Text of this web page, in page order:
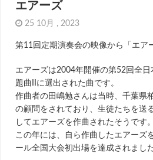
エアーズ
25 10月 , 2023
第11回定期演奏会の映像から「エア
エアーズは2004年開催の第52回全
題曲IIに選出された曲です。
作曲者の田嶋勉さんは当時、千葉県
の顧問をされており、生徒たちを送
してエアーズを作曲されたそうです。
この年には、自ら作曲したエアーズ
ール全国大会初出場を達成されました